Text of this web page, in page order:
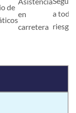
de
en
carretera
a todo
riesgo